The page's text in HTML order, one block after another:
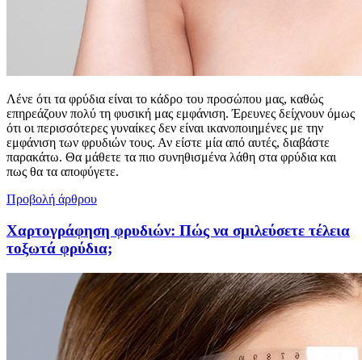
Λένε ότι τα φρύδια είναι το κάδρο του προσώπου μας, καθώς
επηρεάζουν πολύ τη φυσική μας εμφάνιση. Έρευνες δείχνουν όμως
ότι οι περισσότερες γυναίκες δεν είναι ικανοποιημένες με την
εμφάνιση των φρυδιών τους. Αν είστε μία από αυτές, διαβάστε
παρακάτω. Θα μάθετε τα πιο συνηθισμένα λάθη στα φρύδια και
πως θα τα αποφύγετε.
Προβολή άρθρου
Χαρτογράφηση φρυδιών: Πώς να σμιλεύσετε τέλεια
τοξωτά φρύδια;